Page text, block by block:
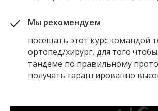
Мы рекомендуем
посещать этот курс командой
ортопед/хирург, для того
тандеме по правильному
получать гарантированно